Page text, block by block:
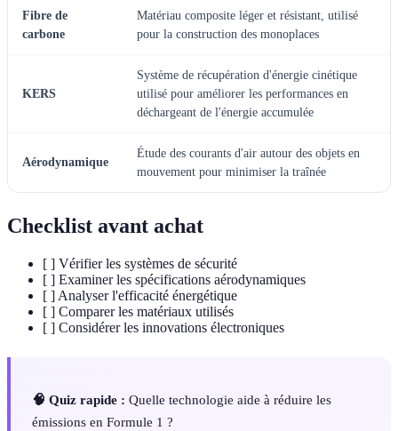
Fibre de
carbone
Matériau composite léger et résistant, utilisé
pour la construction des monoplaces
KERS
Système de récupération d'énergie cinétique
utilisé pour améliorer les performances en
déchargeant de l'énergie accumulée
Aérodynamique
Étude des courants d'air autour des objets en
mouvement pour minimiser la traînée
Checklist avant achat
[ ] Vérifier les systèmes de sécurité
[ ] Examiner les spécifications aérodynamiques
[ ] Analyser l'efficacité énergétique
[ ] Comparer les matériaux utilisés
[ ] Considérer les innovations électroniques
🧠 Quiz rapide : Quelle technologie aide à réduire les
émissions en Formule 1 ?